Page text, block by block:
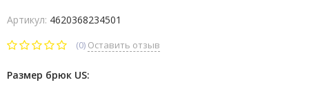
Артикул: 4620368234501
(0) Оставить отзыв
Размер брюк US: